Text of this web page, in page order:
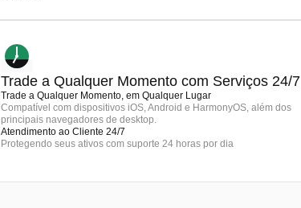
Trade a Qualquer Momento com Serviços 24/7
Trade a Qualquer Momento, em Qualquer Lugar
Compatível com dispositivos iOS, Android e HarmonyOS, além dos
principais navegadores de desktop.
Atendimento ao Cliente 24/7
Protegendo seus ativos com suporte 24 horas por dia